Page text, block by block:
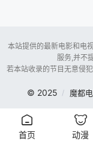
本站提供的最新电影和电
服务,并不
若本站收录的节目无意侵
© 2025 魔都
首页 动漫